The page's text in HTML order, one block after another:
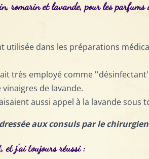
romarin et lavande, pour les
utilisée dans les préparations
très employé comme
de lavande.
aussi appel à la lavande sous
aux consuls par le chirurgien
et j'ai toujours réussi :